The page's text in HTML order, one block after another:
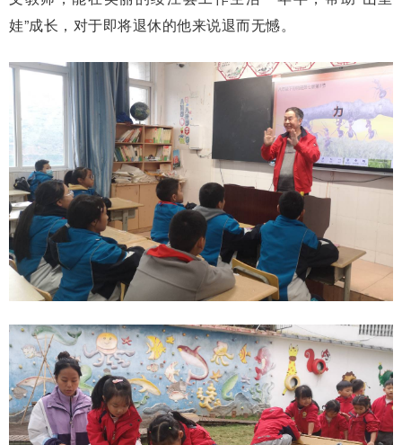
娃”成长，对于即将退休的他来说退而无憾。